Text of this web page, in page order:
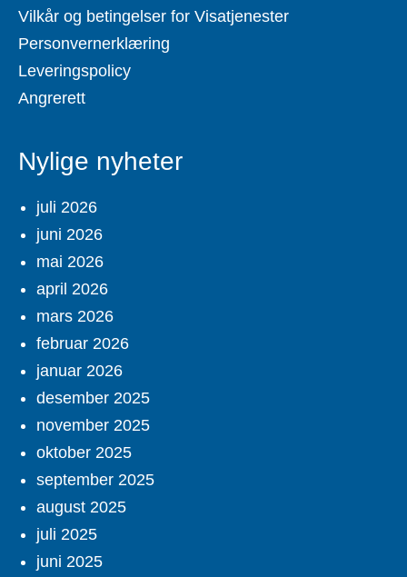
Vilkår og betingelser for Visatjenester
Personvernerklæring
Leveringspolicy
Angrerett
Nylige nyheter
juli 2026
juni 2026
mai 2026
april 2026
mars 2026
februar 2026
januar 2026
desember 2025
november 2025
oktober 2025
september 2025
august 2025
juli 2025
juni 2025